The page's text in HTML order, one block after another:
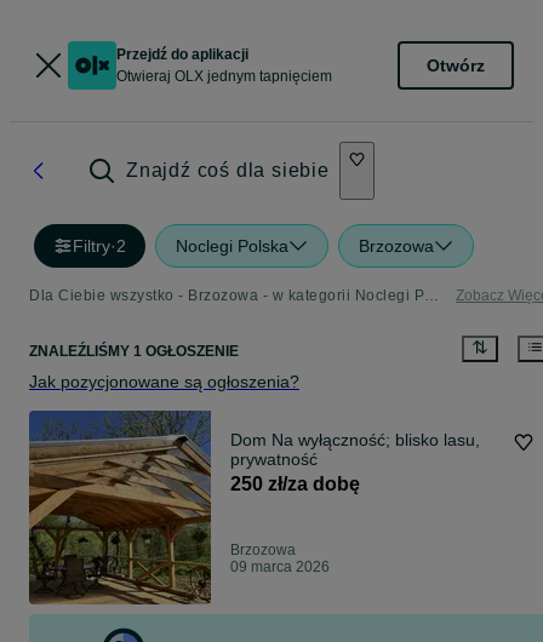
Przejdź do aplikacji
Otwieraj OLX jednym tapnięciem
Otwórz
Znajdź coś dla siebie
Filtry·2 Noclegi Polska Brzozowa
Dla Ciebie wszystko - Brzozowa - w kategorii Noclegi Polska Zobacz
ZNALEŹLIŚMY 1 OGŁOSZENIE
Jak pozycjonowane są ogłoszenia?
Dom Na wyłączność; blisko lasu,
prywatność
250 zł/za dobę
Brzozowa
09 marca 2026